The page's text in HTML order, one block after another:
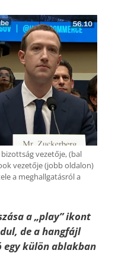
vezetője, (bal
vezetője (jobb oldalon)
a meghallgatásról a
a „play” ikont
de a hangfájl
külön ablakban